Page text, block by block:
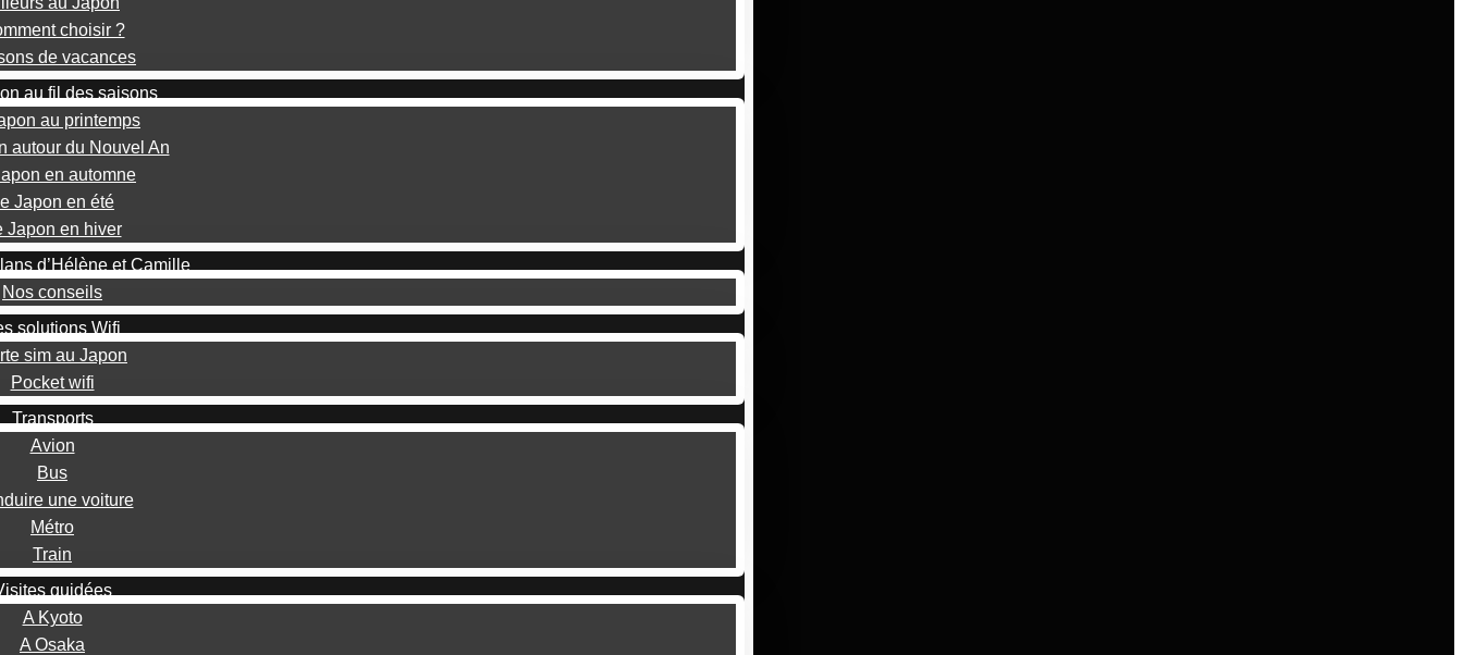
choisir ?
de vacances
au fil des saisons
au printemps
autour du Nouvel An
en automne
Japon en été
Japon en hiver
d’Hélène et Camille
Nos conseils
solutions Wifi
sim au Japon
Pocket wifi
Transports
Avion
Bus
une voiture
Métro
Train
guidées
A Kyoto
A Osaka